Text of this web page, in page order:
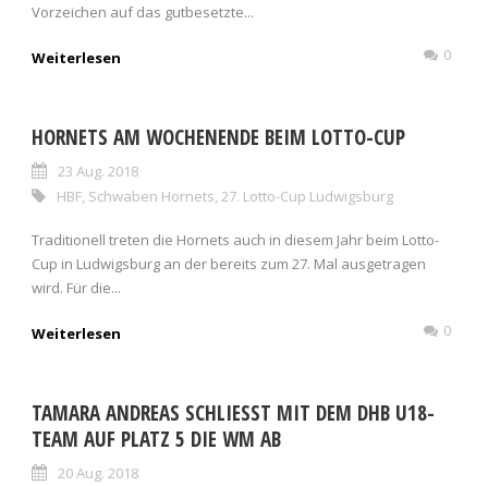
Vorzeichen auf das gutbesetzte...
Weiterlesen 0
HORNETS AM WOCHENENDE BEIM LOTTO-CUP
23 Aug. 2018
HBF Schwaben Hornets 27. Lotto-Cup Ludwigsburg
Traditionell treten die Hornets auch in diesem Jahr beim Lotto-
Cup in Ludwigsburg an der bereits zum 27. Mal ausgetragen
wird. Für die...
Weiterlesen 0
TAMARA ANDREAS SCHLIESST MIT DEM DHB U18-T
EAM AUF PLATZ 5 DIE WM AB
20 Aug. 2018